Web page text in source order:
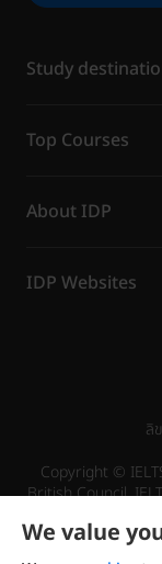
Study
Top Courses
About IDP
IDP Websites
ลิ
Copyright ©
British Council,
Investors
We value